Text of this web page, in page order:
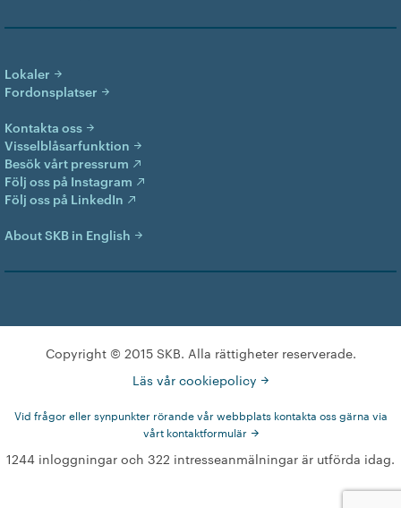
Lokaler
Fordonsplatser
Kontakta oss
Visselblåsarfunktion
Besök vårt pressrum
Följ oss på Instagram
Följ oss på LinkedIn
About SKB in English
Copyright © 2015 SKB. Alla rättigheter reserverade.
Läs vår cookiepolicy
Vid frågor eller synpunkter rörande vår webbplats kontakta oss gärna via
vårt kontaktformulär
1244 inloggningar och 322 intresseanmälningar är utförda idag.